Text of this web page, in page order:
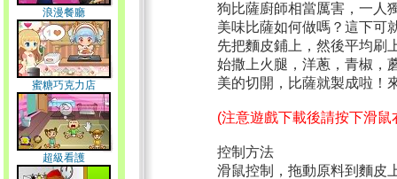
浪漫餐廳
蜜糖巧克力店
超級看護
狗比薩廚師相當厲害，一人
美味比薩如何做嗎？這下可
先把麵皮鋪上，然後平均刷
始撒上火腿，洋蔥，青椒，
美的切開，比薩就製成啦！
(注意遊戲下載後請按下滑
控制方法
滑鼠控制，拖動原料到麵皮